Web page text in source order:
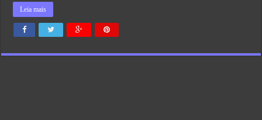
Leia mais